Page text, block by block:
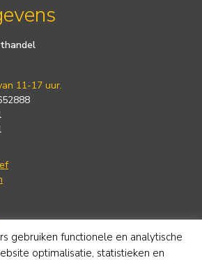
11-17 uur.
gebruiken functionele en analytische
optimalisatie, statistieken en